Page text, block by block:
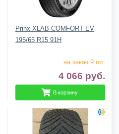
Prinx XLAB COMFORT EV
195/65 R15 91H
на заказ 9 шт.
4 066 руб.
В корзину